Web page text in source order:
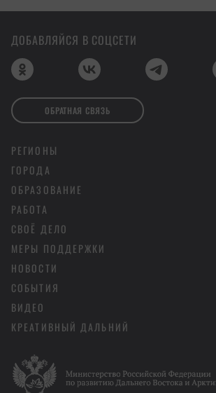
РЕГИОНЫ
ГОРОДА
ОБРАЗОВАНИЕ
РАБОТА
СВОЁ ДЕЛО
МЕРЫ ПОДДЕРЖКИ
НОВОСТИ
СОБЫТИЯ
ВИДЕО
КРЕАТИВНЫЙ ДАЛЬНИЙ
ДОБАВЛЯЙСЯ В СОЦСЕТИ
ОБРАТНАЯ СВЯЗЬ